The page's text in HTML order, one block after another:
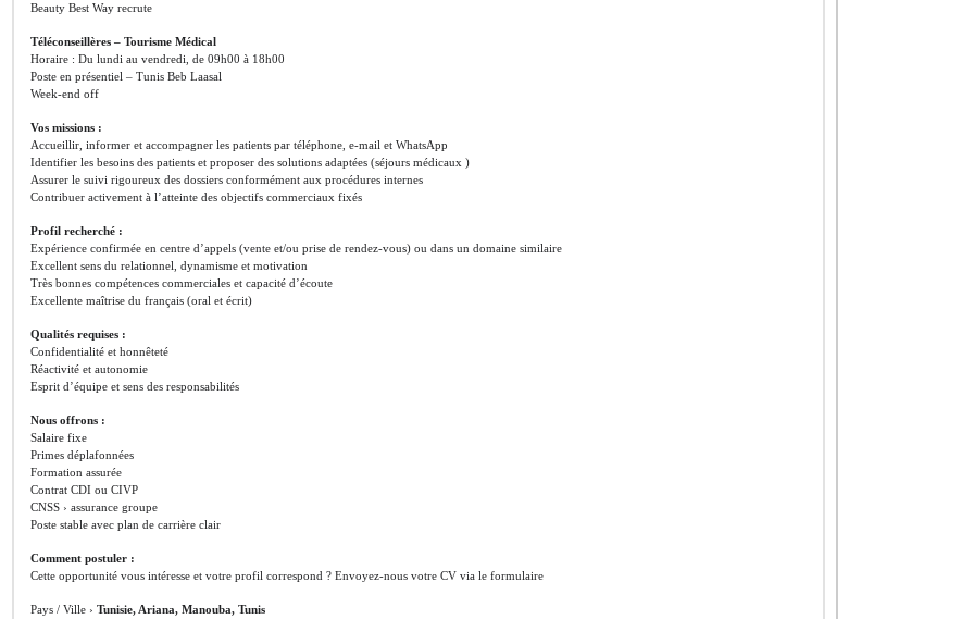
Beauty Best Way recrute
Téléconseillères – Tourisme Médical
Horaire : Du lundi au vendredi, de 09h00 à 18h00
Poste en présentiel – Tunis Beb Laasal
Week-end off
Vos missions :
Accueillir, informer et accompagner les patients par téléphone, e-mail et WhatsApp
Identifier les besoins des patients et proposer des solutions adaptées (séjours médicaux )
Assurer le suivi rigoureux des dossiers conformément aux procédures internes
Contribuer activement à l’atteinte des objectifs commerciaux fixés
Profil recherché :
Expérience confirmée en centre d’appels (vente et/ou prise de rendez-vous) ou dans un domaine similaire
Excellent sens du relationnel, dynamisme et motivation
Très bonnes compétences commerciales et capacité d’écoute
Excellente maîtrise du français (oral et écrit)
Qualités requises :
Confidentialité et honnêteté
Réactivité et autonomie
Esprit d’équipe et sens des responsabilités
Nous offrons :
Salaire fixe
Primes déplafonnées
Formation assurée
Contrat CDI ou CIVP
CNSS › assurance groupe
Poste stable avec plan de carrière clair
Comment postuler :
Cette opportunité vous intéresse et votre profil correspond ? Envoyez-nous votre CV via le formulaire
Pays / Ville › Tunisie, Ariana, Manouba, Tunis